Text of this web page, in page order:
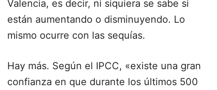
Valencia, es decir, ni siquiera se sabe si
están aumentando o disminuyendo. Lo
mismo ocurre con las sequías.
Hay más. Según el IPCC, «existe una gran
confianza en que durante los últimos 500